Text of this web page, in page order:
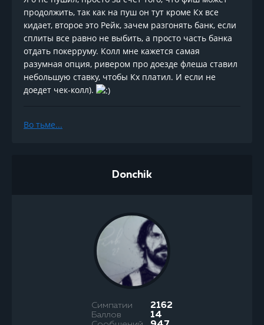
продолжить, так как на пуш он тут кроме Кх все
кидает, второе это Рейк, зачем разгонять банк, если
сплиты все равно не выбить, а просто часть банка
отдать покерруму. Колл мне кажется самая
разумная опция, ривером про доезде флеша ставил
небольшую ставку, чтобы Кх платил. И если не
доедет чек-колл).
Во тьме...
Donchik
Симпатии 2162
Баллов 14